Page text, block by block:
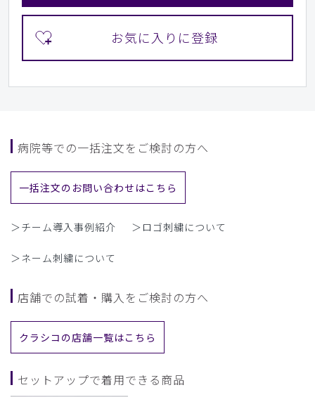
病院等での一括注文をご検討の方へ
一括注文のお問い合わせはこちら
＞チーム導入事例紹介 ＞ロゴ刺繍について
＞ネーム刺繍について
店舗での試着・購入をご検討の方へ
クラシコの店舗一覧はこちら
セットアップで着用できる商品